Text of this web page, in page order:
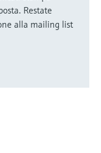
Restate
alla mailing list